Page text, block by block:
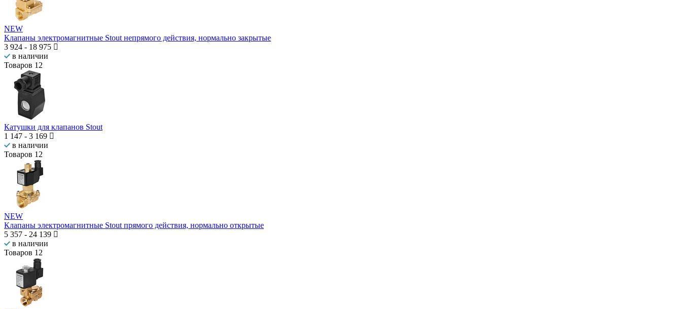
NEW
Клапаны электромагнитные Stout непрямого действия, нормально закрытые
3 924 - 18 975
в наличии
Товаров 12
Катушки для клапанов Stout
1 147 - 3 169
в наличии
Товаров 12
NEW
Клапаны электромагнитные Stout прямого действия, нормально открытые
5 357 - 24 139
в наличии
Товаров 12